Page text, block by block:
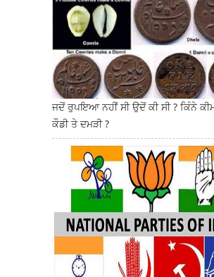
ਜਦੋਂ ਰੁਪਇਆ ਨਹੀਂ ਸੀ ਉਦੋਂ ਕੀ ਸੀ ? ਕਿੰਨੇ
ਕੌਡੀ ਤੇ ਦਮੜੀ ?